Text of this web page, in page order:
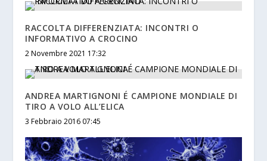
RACCOLTA DIFFERENZIATA: INCONTRI O
INFORMATIVO A CROCINO
2 Novembre 2021 17:32
ANDREA MARTIGNONI É CAMPIONE MONDIALE DI
TIRO A VOLO ALL’ELICA
3 Febbraio 2016 07:45